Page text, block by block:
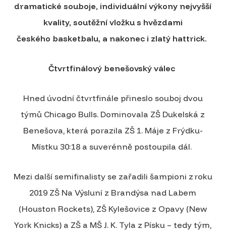
dramatické souboje, individuální výkony nejvyšší
kvality, soutěžní vložku s hvězdami
českého basketbalu, a nakonec i zlatý hattrick.
Čtvrtfinálový benešovský válec
Hned úvodní čtvrtfinále přineslo souboj dvou
týmů Chicago Bulls. Dominovala ZŠ Dukelská z
Benešova, která porazila ZŠ 1. Máje z Frýdku-
Místku 30:18 a suverénně postoupila dál.
Mezi další semifinalisty se zařadili šampioni z roku
2019 ZŠ Na Výsluní z Brandýsa nad Labem
(Houston Rockets), ZŠ Kylešovice z Opavy (New
York Knicks) a ZŠ a MŠ J. K. Tyla z Písku – tedy tým,